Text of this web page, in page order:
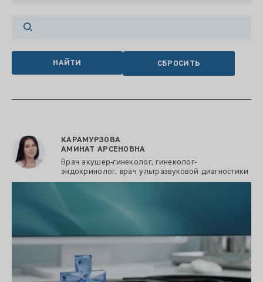
НАЙТИ СБРОСИТЬ
КАРАМУРЗОВА
АМИНАТ АРСЕНОВНА
Врач акушер-гинеколог, гинеколог-
эндокринолог, врач ультразвуковой диагностики